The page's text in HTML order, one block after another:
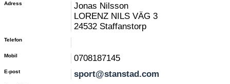
Adress
Jonas Nilsson
LORENZ NILS VÄG 3
24532 Staffanstorp
Telefon
Mobil 0708187145
E-post sport@stanstad.com